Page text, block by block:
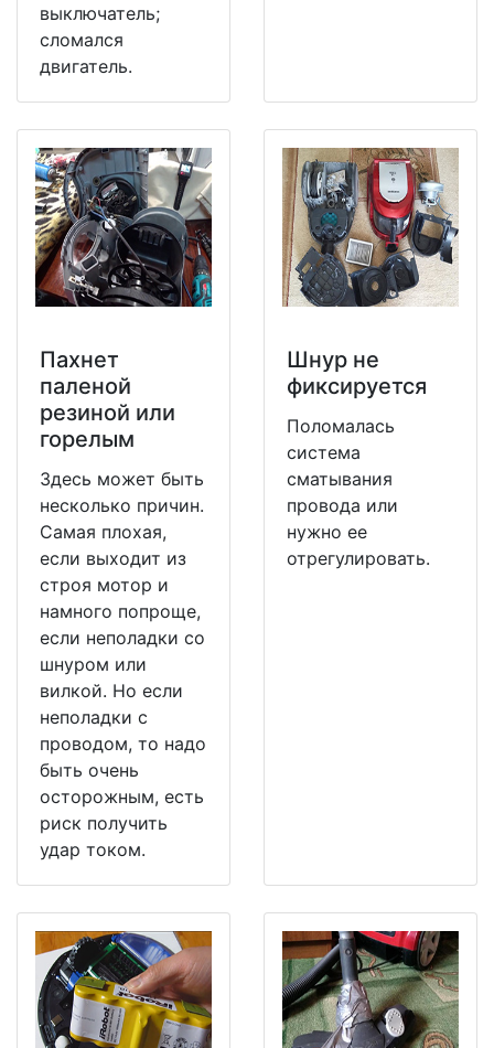
выключатель;
сломался
двигатель.
Пахнет
паленой
резиной или
горелым
Здесь может быть
несколько причин.
Самая плохая,
если выходит из
строя мотор и
намного попроще,
если неполадки со
шнуром или
вилкой. Но если
неполадки с
проводом, то надо
быть очень
осторожным, есть
риск получить
удар током.
Шнур не
фиксируется
Поломалась
система
сматывания
провода или
нужно ее
отрегулировать.